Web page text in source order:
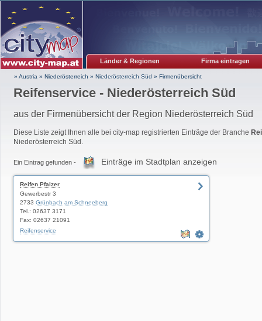
Länder & Regionen Firma eintragen
» Austria » Niederösterreich » Niederösterreich Süd » Firmenübersicht
Reifenservice - Niederösterreich Süd
aus der Firmenübersicht der Region Niederösterreich Süd
Diese Liste zeigt Ihnen alle bei city-map registrierten Einträge der Branche
Niederösterreich Süd.
Ein Eintrag gefunden - Einträge im Stadtplan anzeigen
Reifen Pfalzer
Gewerbestr 3
2733 Grünbach am Schneeberg
Tel.: 02637 3171
Fax: 02637 21091
Reifenservice